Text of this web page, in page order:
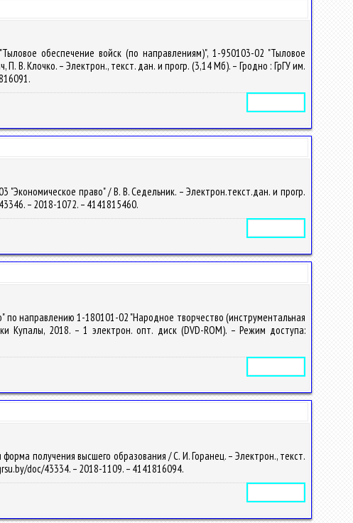
обеспечение войск (по направлениям)", 1-950103-02 "Тыловое
В. Клочко. – Электрон., текст. дан. и прогр. (3,14 Мб). – Гродно : ГрГУ им.
право" / В. В. Седельник. – Электрон.текст.дан. и прогр.
– 2018-1072. – 4141815460.
направлению 1-180101-02 "Народное творчество (инструментальная
Купалы, 2018. – 1 электрон. опт. диск (DVD-ROM). – Режим доступа:
получения высшего образования / С. И. Горанец. – Электрон., текст.
doc/43334. – 2018-1109. – 4141816094.